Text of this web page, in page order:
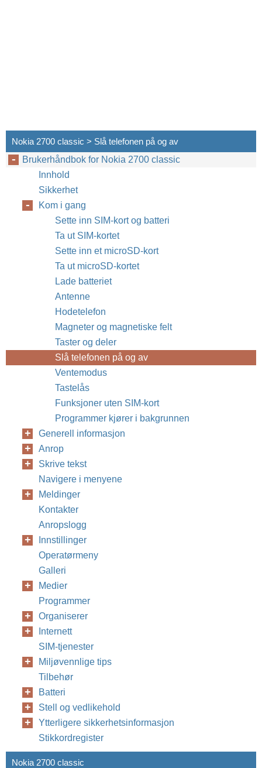
Nokia 2700 classic > Slå telefonen på og av
Brukerhåndbok for Nokia 2700 classic
Innhold
Sikkerhet
Kom i gang
Sette inn SIM-kort og batteri
Ta ut SIM-kortet
Sette inn et microSD-kort
Ta ut microSD-kortet
Lade batteriet
Antenne
Hodetelefon
Magneter og magnetiske felt
Taster og deler
Slå telefonen på og av
Ventemodus
Tastelås
Funksjoner uten SIM-kort
Programmer kjører i bakgrunnen
Generell informasjon
Anrop
Skrive tekst
Navigere i menyene
Meldinger
Kontakter
Anropslogg
Innstillinger
Operatørmeny
Galleri
Medier
Programmer
Organiserer
Internett
SIM-tjenester
Miljøvennlige tips
Tilbehør
Batteri
Stell og vedlikehold
Ytterligere sikkerhetsinformasjon
Stikkordregister
Nokia 2700 classic